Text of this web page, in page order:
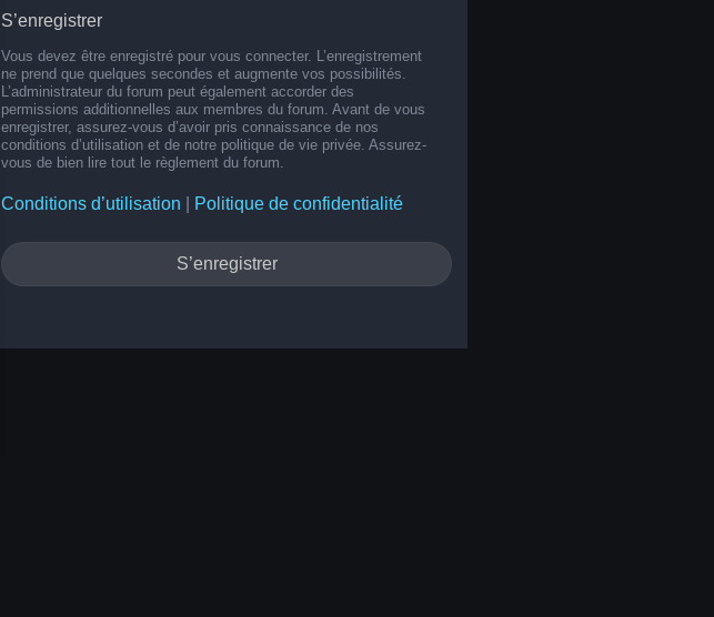
S’enregistrer
Vous devez être enregistré pour vous connecter. L’enregistrement
ne prend que quelques secondes et augmente vos possibilités.
L’administrateur du forum peut également accorder des
permissions additionnelles aux membres du forum. Avant de vous
enregistrer, assurez-vous d’avoir pris connaissance de nos
conditions d’utilisation et de notre politique de vie privée. Assurez-
vous de bien lire tout le règlement du forum.
Conditions d’utilisation Politique de confidentialité
S’enregistrer